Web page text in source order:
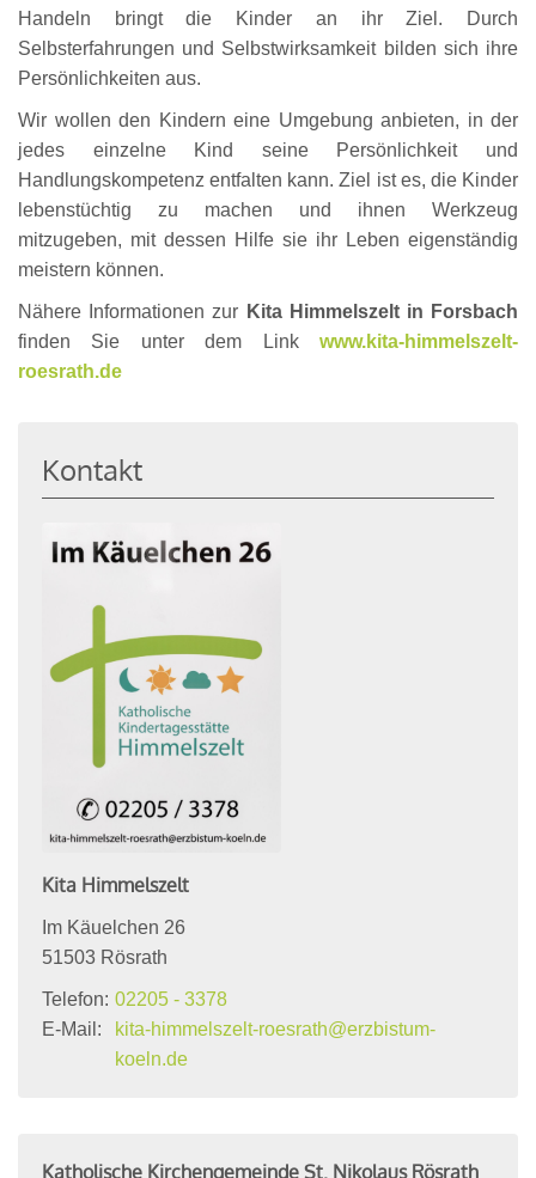
Handeln bringt die Kinder an ihr Ziel. Durch
Selbsterfahrungen und Selbstwirksamkeit bilden sich ihre
Persönlichkeiten aus.
Wir wollen den Kindern eine Umgebung anbieten, in der
jedes einzelne Kind seine Persönlichkeit und
Handlungskompetenz entfalten kann. Ziel ist es, die Kinder
lebenstüchtig zu machen und ihnen Werkzeug
mitzugeben, mit dessen Hilfe sie ihr Leben eigenständig
meistern können.
Nähere Informationen zur Kita Himmelszelt in Forsbach
finden Sie unter dem Link
www.kita-himmelszelt-
roesrath.de
Kontakt
Kita Himmelszelt
Im Käuelchen 26
51503 Rösrath
Telefon: 02205 - 3378
E-Mail:
kita-himmelszelt-roesrath@erzbistum-
koeln.de
Katholische Kirchengemeinde St. Nikolaus Rösrath